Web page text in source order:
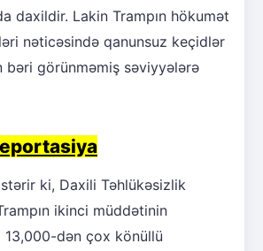
daxildir. Lakin Trampın hökumət
nəticəsində qanunsuz keçidlər
bəri görünməmiş səviyyələrə
ki, Daxili Təhlükəsizlik
ikinci müddətinin
dən çox könüllü